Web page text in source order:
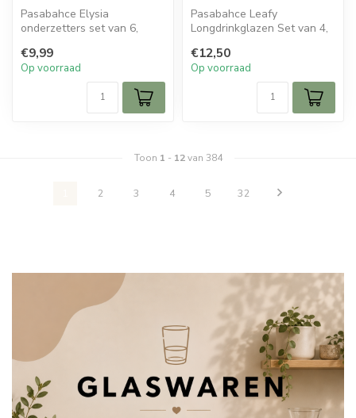
Pasabahce Elysia
onderzetters set van 6,
glazen onder...
€9,99
Op voorraad
Pasabahce Leafy
Longdrinkglazen Set van 4,
bladmotief...
€12,50
Op voorraad
Toon 1 - 12van 384
2 3 4 5 32